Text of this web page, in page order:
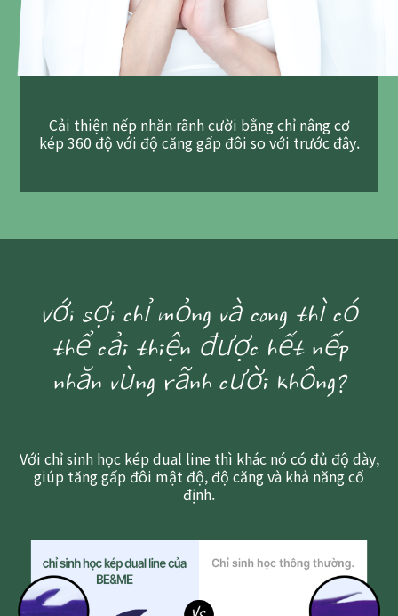
Cải thiện nếp nhăn rãnh cười bằng chỉ nâng cơ
kép 360 độ với độ căng gấp đôi so với trước đây.
Với sợi chỉ mỏng và cong thì có
thể cải thiện được hết nếp
nhăn vùng rãnh cười không?
Với chỉ sinh học kép dual line thì khác nó có đủ độ dày,
giúp tăng gấp đôi mật độ, độ căng và khả năng cố
định.